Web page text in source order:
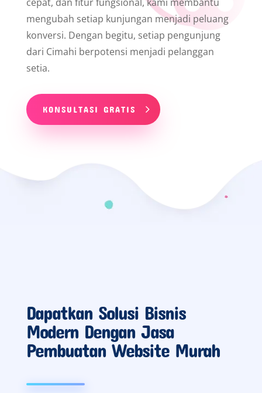
cepat, dan fitur fungsional, kami membantu
mengubah setiap kunjungan menjadi peluang
konversi. Dengan begitu, setiap pengunjung
dari Cimahi berpotensi menjadi pelanggan
setia.
KONSULTASI GRATIS
Dapatkan Solusi Bisnis
Modern Dengan Jasa
Pembuatan Website Murah